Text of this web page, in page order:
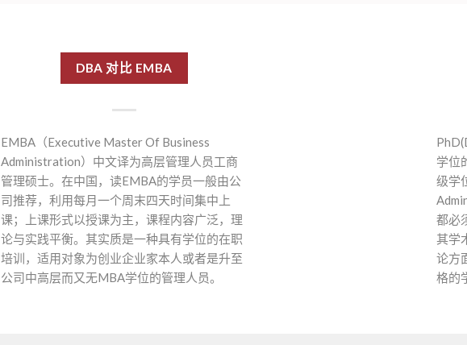
DBA 对比 EMBA
EMBA（Executive Master Of Business
Administration）中文译为高层管理人员工商
管理硕士。在中国，读EMBA的学员一般由公
司推荐，利用每月一个周末四天时间集中上
课；上课形式以授课为主，课程内容广泛，理
论与实践平衡。其实质是一种具有学位的在职
培训，适用对象为创业企业家本人或者是升至
公司中高层而又无MBA学位的管理人员。
学位
级学
都必
其学
论方
格的